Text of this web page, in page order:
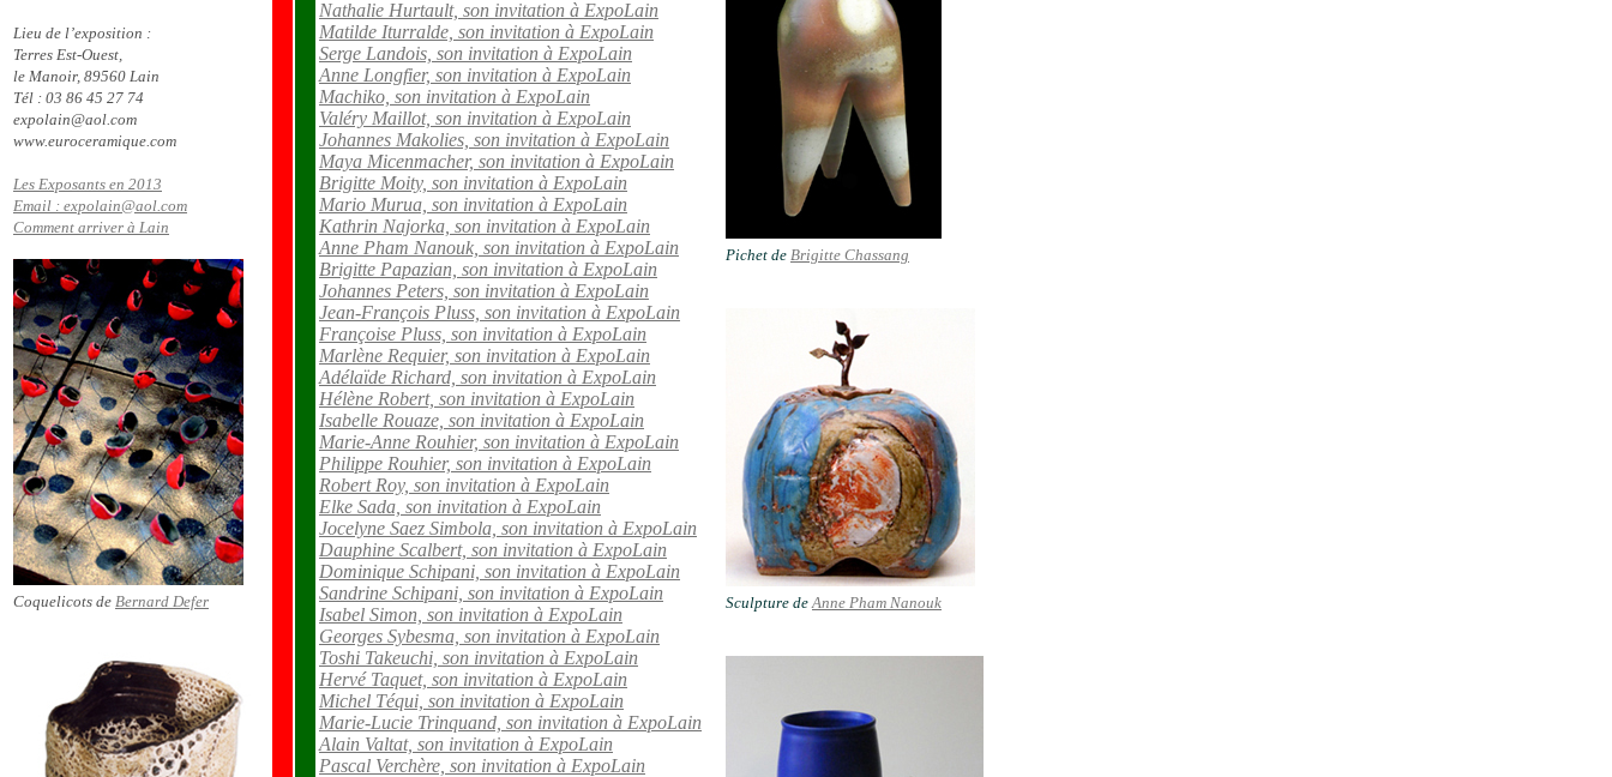
Lieu de l’exposition :
Terres Est-Ouest,
le Manoir, 89560 Lain
Tél : 03 86 45 27 74
expolain@aol.com
www.euroceramique.com
Les Exposants en 2013
Email : expolain@aol.com
Comment arriver à Lain
Coquelicots de Bernard Defer
Nathalie Hurtault, son invitation à ExpoLain
Matilde Iturralde, son invitation à ExpoLain
Serge Landois, son invitation à ExpoLain
Anne Longfier, son invitation à ExpoLain
Machiko, son invitation à ExpoLain
Valéry Maillot, son invitation à ExpoLain
Johannes Makolies, son invitation à ExpoLain
Maya Micenmacher, son invitation à ExpoLain
Brigitte Moity, son invitation à ExpoLain
Mario Murua, son invitation à ExpoLain
Kathrin Najorka, son invitation à ExpoLain
Anne Pham Nanouk, son invitation à ExpoLain
Brigitte Papazian, son invitation à ExpoLain
Johannes Peters, son invitation à ExpoLain
Jean-François Pluss, son invitation à ExpoLain
Françoise Pluss, son invitation à ExpoLain
Marlène Requier, son invitation à ExpoLain
Adélaïde Richard, son invitation à ExpoLain
Hélène Robert, son invitation à ExpoLain
Isabelle Rouaze, son invitation à ExpoLain
Marie-Anne Rouhier, son invitation à ExpoLain
Philippe Rouhier, son invitation à ExpoLain
Robert Roy, son invitation à ExpoLain
Elke Sada, son invitation à ExpoLain
Jocelyne Saez Simbola, son invitation à ExpoLain
Dauphine Scalbert, son invitation à ExpoLain
Dominique Schipani, son invitation à ExpoLain
Sandrine Schipani, son invitation à ExpoLain
Isabel Simon, son invitation à ExpoLain
Georges Sybesma, son invitation à ExpoLain
Toshi Takeuchi, son invitation à ExpoLain
Hervé Taquet, son invitation à ExpoLain
Michel Téqui, son invitation à ExpoLain
Marie-Lucie Trinquand, son invitation à ExpoLain
Alain Valtat, son invitation à ExpoLain
Pascal Verchère, son invitation à ExpoLain
Pichet de Brigitte Chassang
Sculpture deAnne Pham Nanouk